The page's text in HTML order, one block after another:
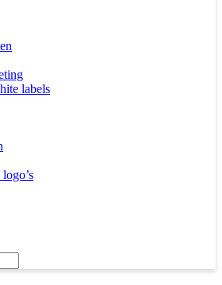
labels
logo’s